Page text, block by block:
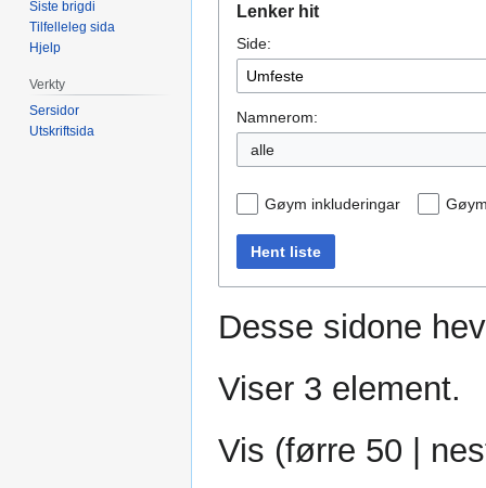
navigering
søk
Lenker hit
Side:
Namnerom:
alle
Gøym inkluderingar
Hent liste
Desse sidone
Viser 3 element.
Vis (førre 50 |
Siste brigdi
Tilfelleleg sida
Hjelp
Verkty
Sersidor
Utskriftsida